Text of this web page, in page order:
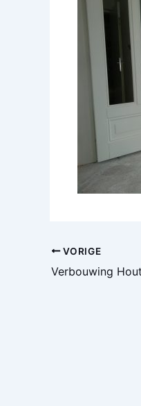
VORIGE
Verbouwing